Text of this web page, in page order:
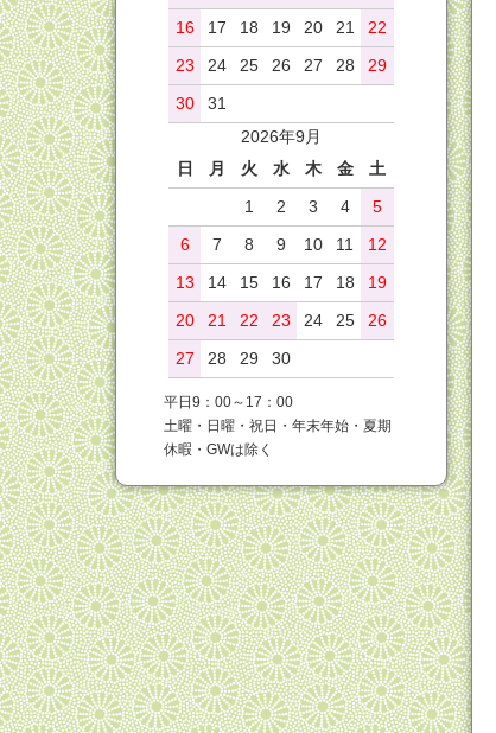
16
17 18 19 20 21
22
23
24 25 26 27 28
29
30
31
2026年9月
日
月 火 水 木 金
土
1
2 3 4
5
6
7 8 9 10 11
12
13
14 15 16 17 18
19
20
21 22 23 24 25
26
27
28 29 30
平日9：00～17：00
土曜・日曜・祝日・年末年始・夏期
休暇・GWは除く